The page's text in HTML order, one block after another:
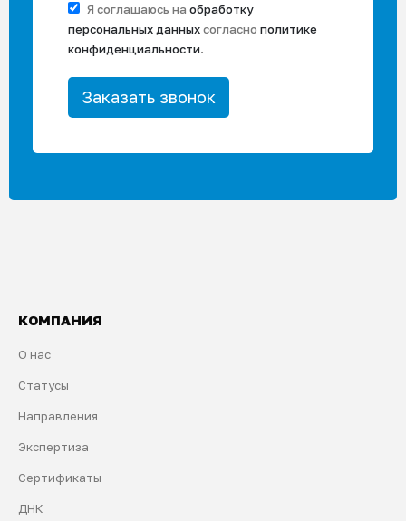
Я соглашаюсь на обработку
персональных данныхсогласно политике
конфиденциальности.
КОМПАНИЯ
О нас
Статусы
Направления
Экспертиза
Сертификаты
ДНК